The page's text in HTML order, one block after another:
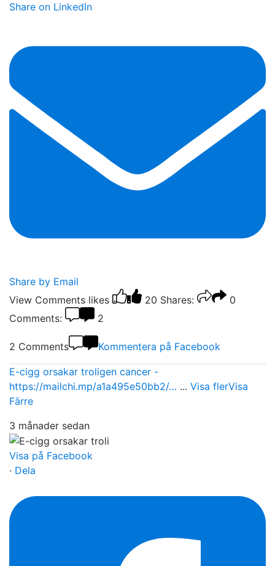
Share on LinkedIn
Share by Email
View Comments likes 20 Shares:
0
Comments:
2
2 Comments Kommentera på Facebook
E-cigg orsakar troligen cancer -
https://mailchi.mp/a1a495e50bb2/… ... Visa flerVisa
Färre
3 månader sedan
Visa på Facebook
· Dela